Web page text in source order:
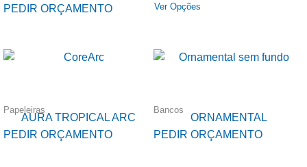
PEDIR ORÇAMENTO
Ver Opções
Papeleiras
AURA TROPICAL ARC
PEDIR ORÇAMENTO
Bancos
ORNAMENTAL
PEDIR ORÇAMENTO